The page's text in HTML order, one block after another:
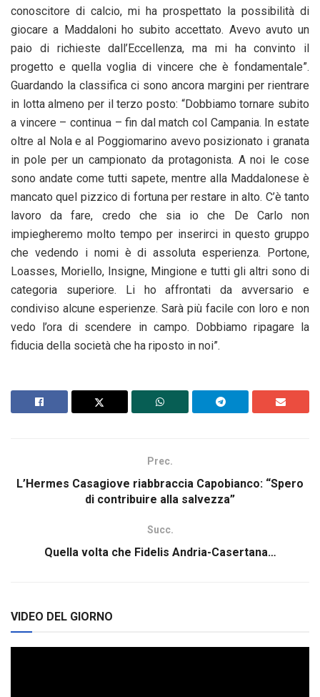
conoscitore di calcio, mi ha prospettato la possibilità di
giocare a Maddaloni ho subito accettato. Avevo avuto un
paio di richieste dall’Eccellenza, ma mi ha convinto il
progetto e quella voglia di vincere che è fondamentale”.
Guardando la classifica ci sono ancora margini per rientrare
in lotta almeno per il terzo posto: “Dobbiamo tornare subito
a vincere – continua – fin dal match col Campania. In estate
oltre al Nola e al Poggiomarino avevo posizionato i granata
in pole per un campionato da protagonista. A noi le cose
sono andate come tutti sapete, mentre alla Maddalonese è
mancato quel pizzico di fortuna per restare in alto. C’è tanto
lavoro da fare, credo che sia io che De Carlo non
impiegheremo molto tempo per inserirci in questo gruppo
che vedendo i nomi è di assoluta esperienza. Portone,
Loasses, Moriello, Insigne, Mingione e tutti gli altri sono di
categoria superiore. Li ho affrontati da avversario e
condiviso alcune esperienze. Sarà più facile con loro e non
vedo l’ora di scendere in campo. Dobbiamo ripagare la
fiducia della società che ha riposto in noi”.
Prec.
L’Hermes Casagiove riabbraccia Capobianco: “Spero
di contribuire alla salvezza”
Succ.
Quella volta che Fidelis Andria-Casertana…
VIDEO DEL GIORNO